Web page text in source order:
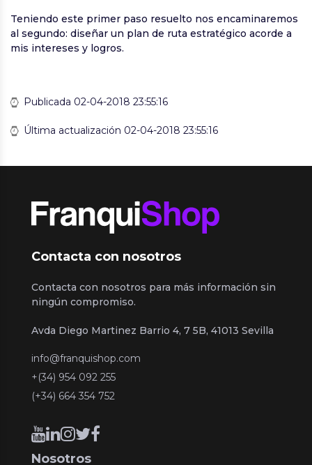
Teniendo este primer paso resuelto nos encaminaremos
al segundo: diseñar un plan de ruta estratégico acorde a
mis intereses y logros.
Publicada 02-04-2018 23:55:16
Última actualización 02-04-2018 23:55:16
Contacta con nosotros
Contacta con nosotros para más información sin
ningún compromiso.
Avda Diego Martinez Barrio 4, 7 5B, 41013 Sevilla
info@franquishop.com
+(34) 954 092 255
(+34) 664 354 752
Nosotros